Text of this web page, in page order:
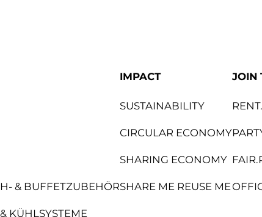
& BUFFETZUBEHÖR
KÜHLSYSTEME
IMPACT
SUSTAINABILITY
CIRCULAR ECONOMY
SHARING ECONOMY
SHARE ME REUSE ME
JOIN